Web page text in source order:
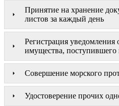
Принятие на хранение
листов за каждый день
Регистрация уведомления
имущества,
Совершение морского
Удостоверение прочих